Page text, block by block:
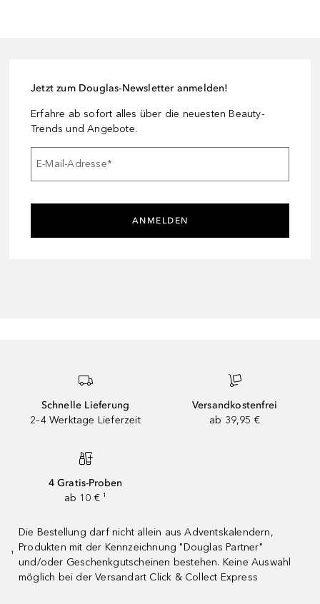
Jetzt zum Douglas-Newsletter anmelden!
Erfahre ab sofort alles über die neuesten Beauty-
Trends und Angebote.
E-Mail-Adresse*
ANMELDEN
Schnelle Lieferung
2–4 Werktage Lieferzeit
Versandkostenfrei
ab 39,95 €
4 Gratis-Proben
ab 10 € ¹
¹
Die Bestellung darf nicht allein aus Adventskalendern,
Produkten mit der Kennzeichnung "Douglas Partner"
und/oder Geschenkgutscheinen bestehen. Keine Auswahl
möglich bei der Versandart Click & Collect Express